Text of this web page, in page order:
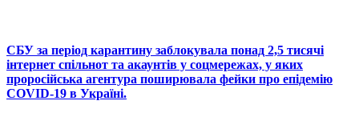
СБУ за період карантину заблокувала понад 2,5 тисячі
інтернет спільнот та акаунтів у соцмережах, у яких
проросійська агентура поширювала фейки про епідемію
COVID-19 в Україні.